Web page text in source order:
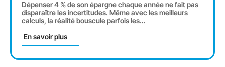
Dépenser 4 % de son épargne chaque année ne fait pas
disparaître les incertitudes. Même avec les meilleurs
calculs, la réalité bouscule parfois les…
En savoir plus